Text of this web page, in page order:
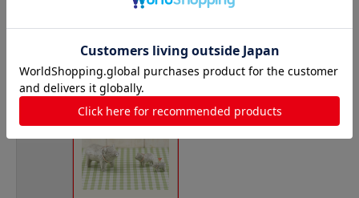
ガーデニング雑貨の人気商品との比較